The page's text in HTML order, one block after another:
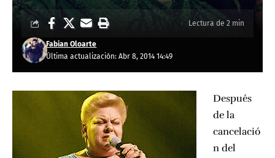
Última actualización: Abr 8, 2014 14:49
Fabian Oloarte
Lectura de 2 min
Después
de la
cancelació
n del